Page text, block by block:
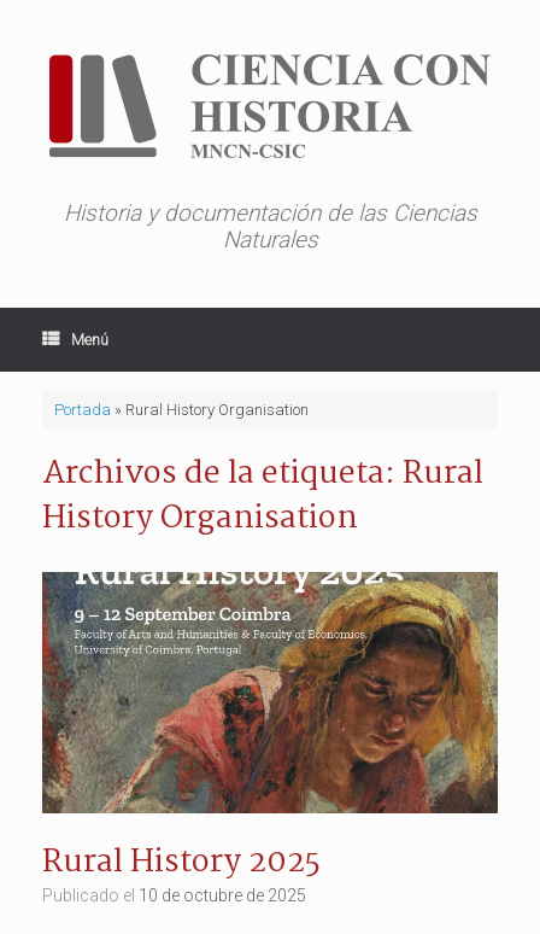
contenido
Historia y documentación de las Ciencias
Naturales
Menú
Portada » Rural History Organisation
Archivos de la etiqueta: Rural
History Organisation
Rural History 2025
Publicado el 10 de octubre de 2025